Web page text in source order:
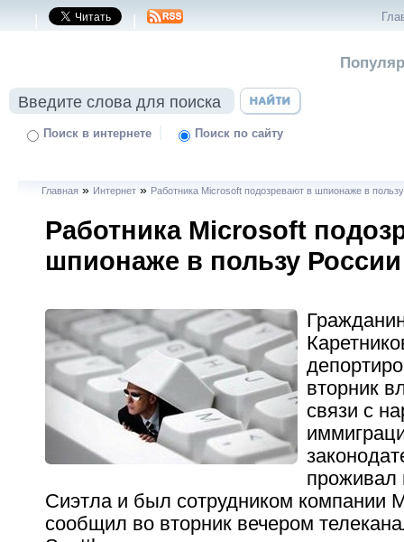
| |
Поиск в интернете | Поиск по сайту
Главная » Интернет » Работника Microsoft подозревают в шпионаже в
Работника Microsoft
шпионаже в пользу России
вторник
связи с
проживал
Сиэтла и был сотрудником компании
сообщил во вторник вечером